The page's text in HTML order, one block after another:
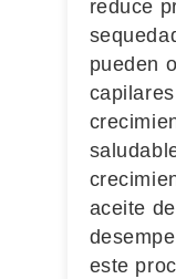
reduce
pueden
aceite
este